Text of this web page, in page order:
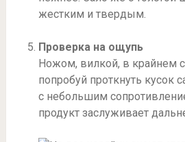
жестким и твердым.
Проверка на ощупь
Ножом, вилкой, в крайнем
попробуй проткнуть кусок
с небольшим
продукт заслуживает